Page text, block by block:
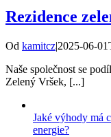
Rezidence
Od kamitcz|2025-06-
Naše společnost se
Zelený Vršek, [...]
Jaké výhody má
energie?